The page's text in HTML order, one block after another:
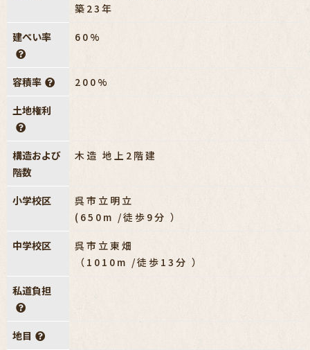
築23年
建ぺい率 60%
容積率 200%
土地権利
構造および
階数
木造 地上2階建
小学校区
呉市立明立
(650m /徒歩9分 ）
中学校区
呉市立東畑
（1010m /徒歩13分 ）
私道負担
地目